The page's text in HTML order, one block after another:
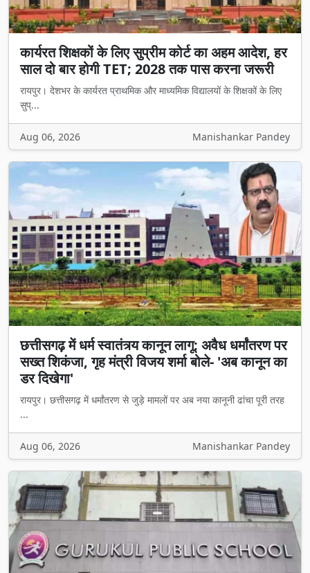
कार्यरत शिक्षकों के लिए सुप्रीम कोर्ट का अहम आदेश, हर
साल दो बार होगी TET; 2028 तक पास करना जरूरी
रायपुर। देशभर के कार्यरत प्राथमिक और माध्यमिक विद्यालयों के शिक्षकों के लिए
सुप्...
Aug 06, 2026 Manishankar Pandey
छत्तीसगढ़ में धर्म स्वातंत्र्य कानून लागू: अवैध धर्मांतरण पर
सख्त शिकंजा, गृह मंत्री विजय शर्मा बोले- 'अब कानून का
डर दिखेगा'
रायपुर। छत्तीसगढ़ में धर्मांतरण से जुड़े मामलों पर अब नया कानूनी ढांचा पूरी तरह
...
Aug 06, 2026 Manishankar Pandey